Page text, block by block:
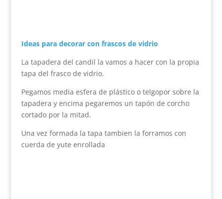
Ideas para decorar con frascos de vidrio
La tapadera del candil la vamos a hacer con la propia
tapa del frasco de vidrio.
Pegamos media esfera de plástico o telgopor sobre la
tapadera y encima pegaremos un tapón de corcho
cortado por la mitad.
Una vez formada la tapa tambien la forramos con
cuerda de yute enrollada